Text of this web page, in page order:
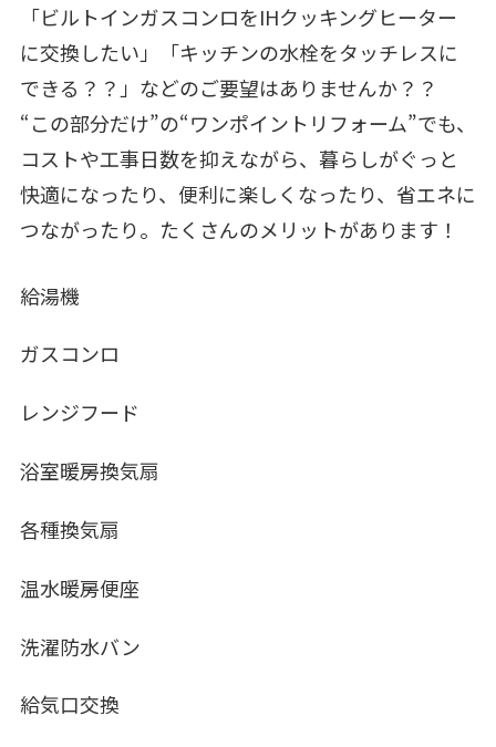
「ビルトインガスコンロをIHクッキングヒーター
に交換したい」「キッチンの水栓をタッチレスに
できる？？」などのご要望はありませんか？？
“この部分だけ”の“ワンポイントリフォーム”でも、
コストや工事日数を抑えながら、暮らしがぐっと
快適になったり、便利に楽しくなったり、省エネに
つながったり。たくさんのメリットがあります！
給湯機
ガスコンロ
レンジフード
浴室暖房換気扇
各種換気扇
温水暖房便座
洗濯防水バン
給気口交換